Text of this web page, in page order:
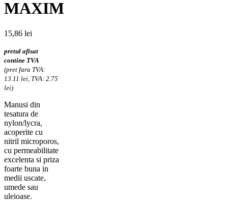
MAXIM
15,86 lei
pretul afisat
contine TVA
(pret fara TVA:
13.11 lei, TVA: 2.75
lei)
Manusi din
tesatura de
nylon/lycra,
acoperite cu
nitril microporos,
cu permeabilitate
excelenta si priza
foarte buna in
medii uscate,
umede sau
uleioase.